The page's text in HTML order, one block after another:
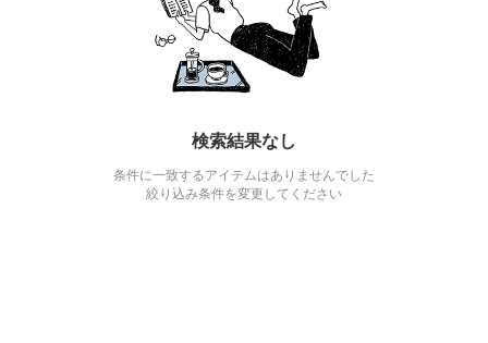
検索結果なし
条件に一致するアイテムはありませんでした
絞り込み条件を変更してください